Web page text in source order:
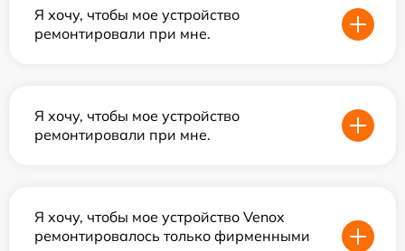
Я хочу, чтобы мое устройство
ремонтировали при мне.
Я хочу, чтобы мое устройство
ремонтировали при мне.
Я хочу, чтобы мое устройство Venox
ремонтировалось только фирменными